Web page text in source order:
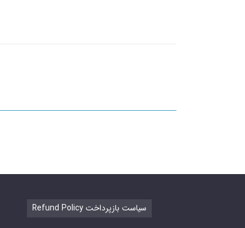
Refund Policy سیاست بازپرداخت